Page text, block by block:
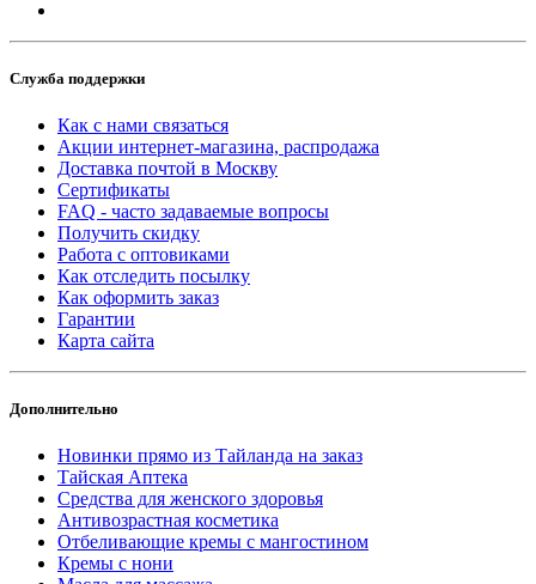
Служба поддержки
Как с нами связаться
Акции интернет-магазина, распродажа
Доставка почтой в Москву
Сертификаты
FAQ - часто задаваемые вопросы
Получить скидку
Работа с оптовиками
Как отследить посылку
Как оформить заказ
Гарантии
Карта сайта
Дополнительно
Новинки прямо из Тайланда на заказ
Тайская Аптека
Средства для женского здоровья
Антивозрастная косметика
Отбеливающие кремы с мангостином
Кремы с нони